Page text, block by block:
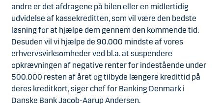
andre er det afdragene på bilen eller en midlertidig
udvidelse af kassekreditten, som vil være den bedste
løsning for at hjælpe dem gennem den kommende tid.
Desuden vil vi hjælpe de 90.000 mindste af vores
erhvervsvirksomheder ved bl.a. at suspendere
opkrævningen af negative renter for indestående under
500.000 resten af året og tilbyde længere kredittid på
deres kreditkort, siger chef for Banking Denmark i
Danske Bank Jacob-Aarup Andersen.